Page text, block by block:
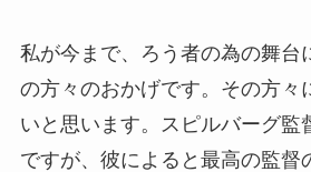
私が今まで、ろう者の為の舞台
の方々のおかげです。その方々
いと思います。スピルバーグ監
ですが、彼によると最高の監督